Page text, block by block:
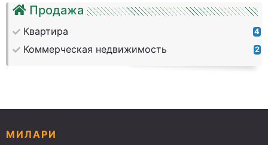
Продажа
Квартира 4
Коммерческая недвижимость 2
МИЛАРИ